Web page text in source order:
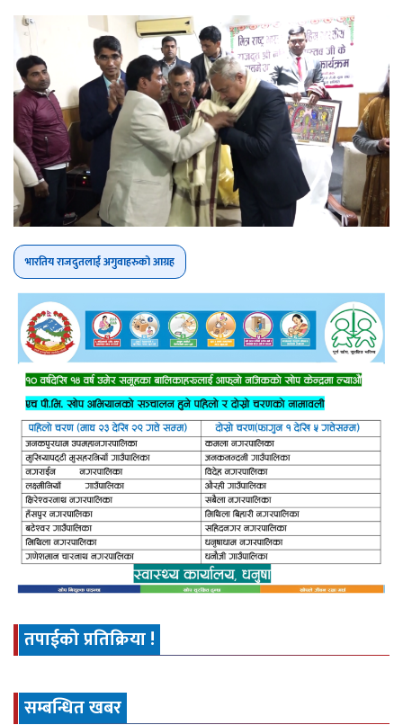
भारतिय राजदुतलाई अगुवाहरुको आग्रह
तपाईको प्रतिक्रिया !
सम्बन्धित खबर